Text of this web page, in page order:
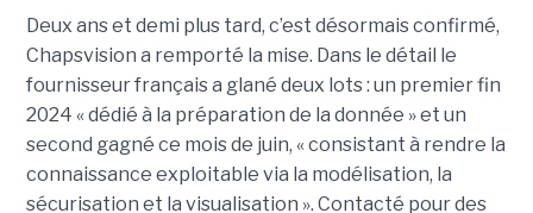
Deux ans et demi plus tard, c’est désormais confirmé,
Chapsvision a remporté la mise. Dans le détail le
fournisseur français a glané deux lots : un premier fin
2024 « dédié à la préparation de la donnée » et un
second gagné ce mois de juin, « consistant à rendre la
connaissance exploitable via la modélisation, la
sécurisation et la visualisation ». Contacté pour des